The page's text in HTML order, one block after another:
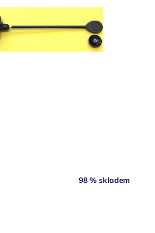
98 % skladem